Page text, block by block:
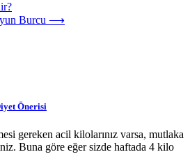
Burcu ⟶
Önerisi
gereken acil kilolarınız varsa, mutlaka
Buna göre eğer sizde haftada 4 kilo